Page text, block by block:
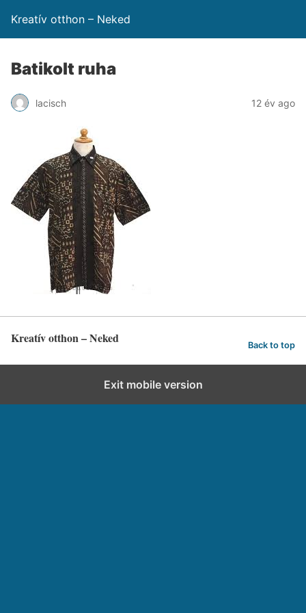
Kreatív otthon – Neked
Batikolt ruha
lacisch 12 év ago
Kreatív otthon – Neked Back to top
Exit mobile version